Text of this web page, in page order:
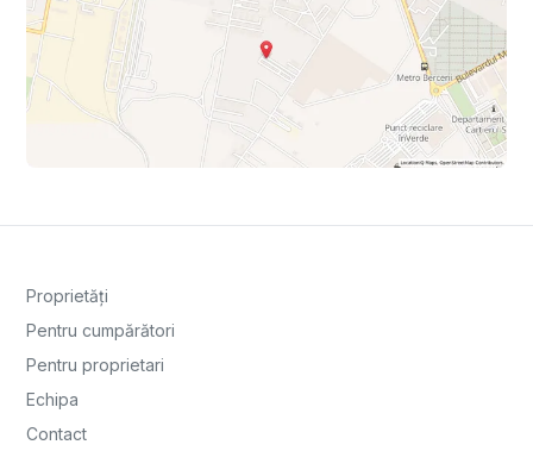
Proprietăți
Pentru cumpărători
Pentru proprietari
Echipa
Contact